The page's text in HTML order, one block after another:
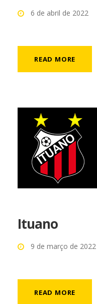
6 de abril de 2022
READ MORE
Ituano
9 de março de 2022
READ MORE